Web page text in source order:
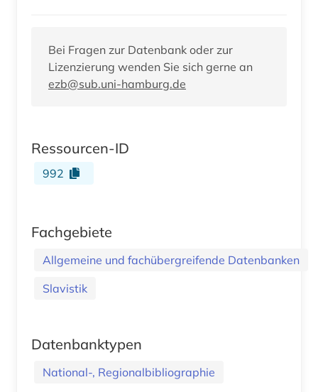
Bei Fragen zur Datenbank oder zur
Lizenzierung wenden Sie sich gerne an
ezb@sub.uni-hamburg.de
Ressourcen-ID
992
Fachgebiete
Allgemeine und fachübergreifende Datenbanken
Slavistik
Datenbanktypen
National-, Regionalbibliographie